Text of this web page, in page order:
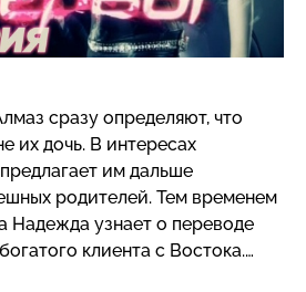
их дочь. В интересах
им дальше
родителей. Тем временем
Надежда узнает о переводе
клиента с Востока.
за Алмаз. Морозов и